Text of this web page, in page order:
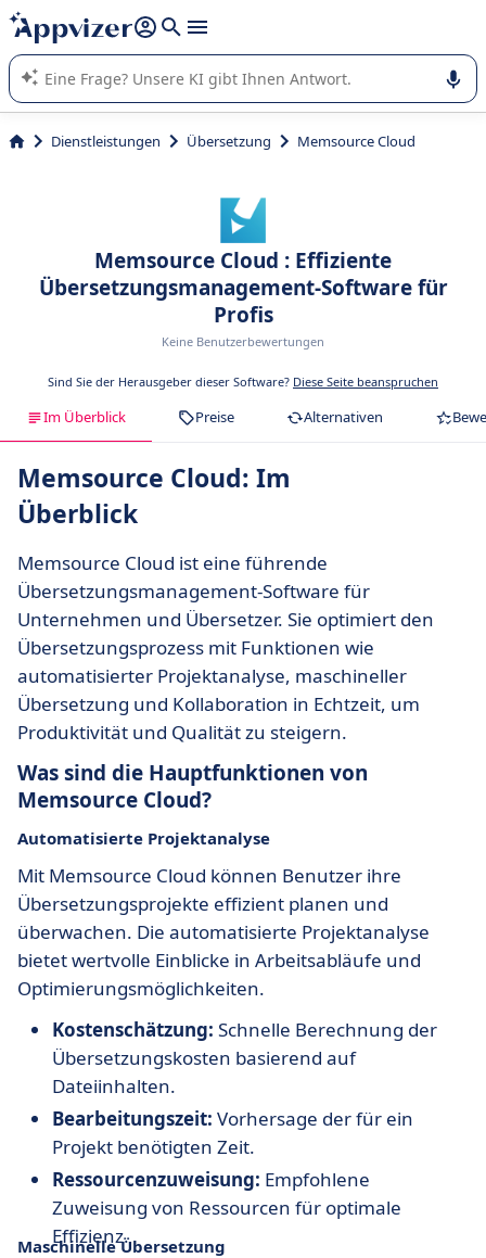
beantworten (mehrere Zeilen mit
Die KI von Appvizer führt Sie bei der Nutzung oder Auswahl
von SaaS-Software in Unternehmen.
Dienstleistungen Übersetzung Memsource Cloud
Memsource Cloud : Effiziente
Übersetzungsmanagement-Software für
Profis
Keine Benutzerbewertungen
Sind Sie der Herausgeber dieser Software? Diese Seite beanspruchen
Im Überblick Preise Alternativen
Memsource Cloud: Im
Überblick
Memsource Cloud ist eine führende
Übersetzungsmanagement-Software für
Unternehmen und Übersetzer. Sie optimiert den
Übersetzungsprozess mit Funktionen wie
automatisierter Projektanalyse, maschineller
Übersetzung und Kollaboration in Echtzeit, um
Produktivität und Qualität zu steigern.
Was sind die Hauptfunktionen von
Memsource Cloud?
Automatisierte Projektanalyse
Mit Memsource Cloud können Benutzer ihre
Übersetzungsprojekte effizient planen und
überwachen. Die automatisierte Projektanalyse
bietet wertvolle Einblicke in Arbeitsabläufe und
Optimierungsmöglichkeiten.
Kostenschätzung: Schnelle Berechnung der
Übersetzungskosten basierend auf
Dateiinhalten.
Bearbeitungszeit: Vorhersage der für ein
Projekt benötigten Zeit.
Ressourcenzuweisung: Empfohlene
Zuweisung von Ressourcen für optimale
Effizienz.
Maschinelle Übersetzung